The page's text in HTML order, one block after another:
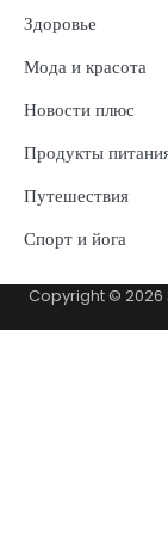
Здоровье
Мода и красота
Новости плюс
Продукты
Путешествия
Спорт и йога
Copyright © 2026